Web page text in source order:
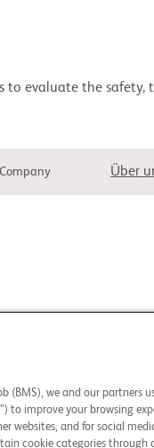
to evaluate the
Über
(BMS), we and our partners
to improve your browsing
websites, and for social
cookie categories